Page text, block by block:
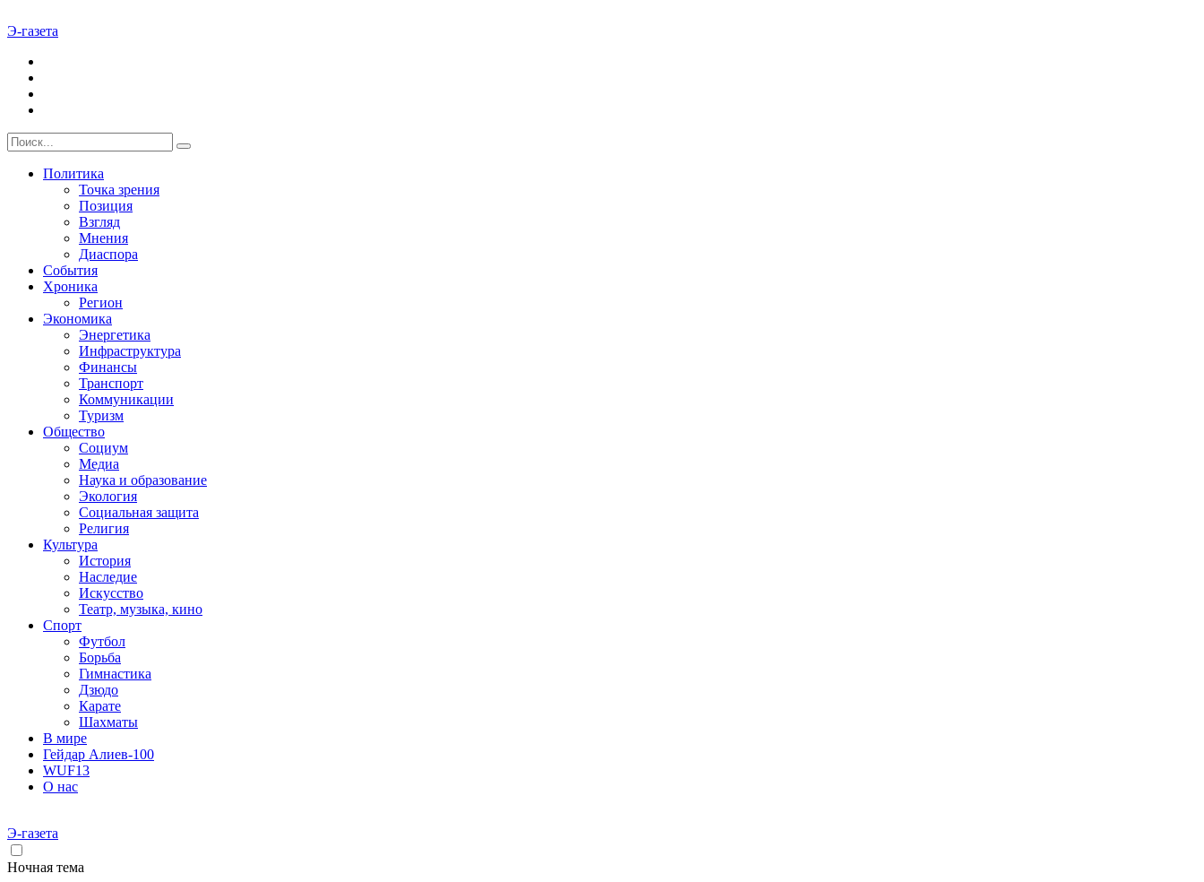
Э-газета
Политика
Точка зрения
Позиция
Взгляд
Мнения
Диаспора
События
Хроника
Регион
Экономика
Энергетика
Инфраструктура
Финансы
Транспорт
Коммуникации
Туризм
Общество
Социум
Медиа
Наука и образование
Экология
Социальная защита
Религия
Культура
История
Наследие
Искусство
Театр, музыка, кино
Спорт
Футбол
Борьба
Гимнастика
Дзюдо
Карате
Шахматы
В мире
Гейдар Алиев-100
WUF13
О нас
Э-газета
Ночная тема